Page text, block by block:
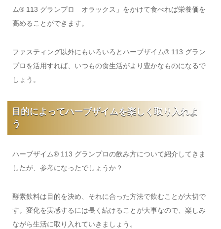
ム® 113 グランプロ オラックス」をかけて食べれば栄養価を
高めることができます。
ファスティング以外にもいろいろとハーブザイム® 113 グラン
プロを活用すれば、いつもの食生活がより豊かなものになるで
しょう。
目的によってハーブザイムを楽しく取り入れよ
う
ハーブザイム® 113 グランプロの飲み方について紹介してきま
したが、参考になったでしょうか？
酵素飲料は目的を決め、それに合った方法で飲むことが大切で
す。変化を実感するには長く続けることが大事なので、楽しみ
ながら生活に取り入れていきましょう。